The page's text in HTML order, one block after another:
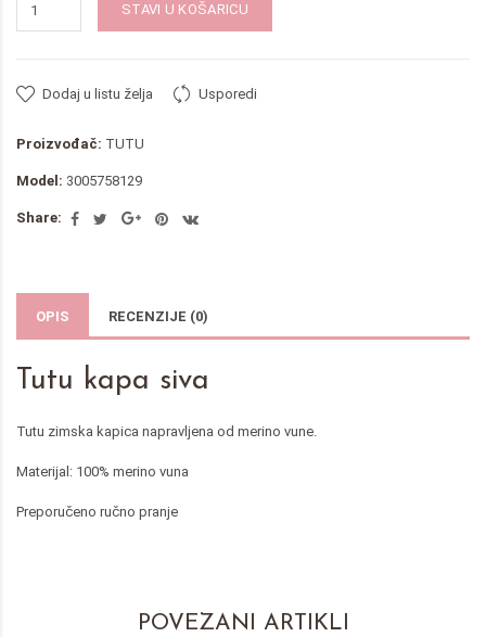
STAVI U KOŠARICU
Dodaj u listu želja Usporedi
Proizvođač: TUTU
Model: 3005758129
Share:
OPIS RECENZIJE (0)
Tutu kapa siva
Tutu zimska kapica napravljena od merino vune.
Materijal: 100% merino vuna
Preporučeno ručno pranje
POVEZANI ARTIKLI